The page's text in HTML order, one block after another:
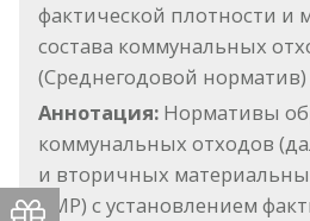
фактической плотности и
состава коммунальных
(Среднегодовой норматив)
Аннотация: Нормативы
коммунальных отходов
и вторичных
ВМР) с установлением